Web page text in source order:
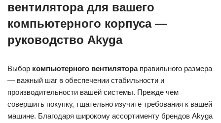
вентилятора для вашего
компьютерного корпуса —
руководство Akyga
Выбор компьютерного вентилятораправильного размера
— важный шаг в обеспечении стабильности и
производительности вашей системы. Прежде чем
совершить покупку, тщательно изучите требования к вашей
машине. Благодаря широкому ассортименту брендов Akyga